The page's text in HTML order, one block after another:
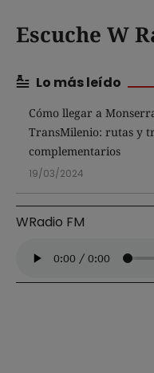
Escuche W
Lo más leído
Cómo llegar a
TransMilenio: rutas y
complementarios
19/03/2024
WRadio FM